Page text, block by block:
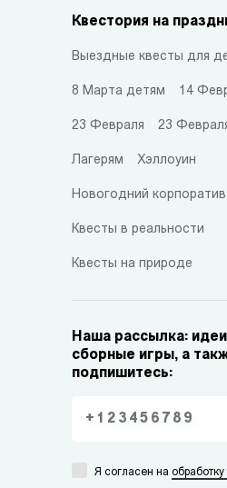
Квестория на
Выездные квесты для
8 Марта детям 14
23 Февраля 23
Лагерям Хэллоуин
Новогодний корпоратив
Квесты в реальности
Квесты на природе
Наша рассылка:
сборные игры, а
подпишитесь:
Я согласен на